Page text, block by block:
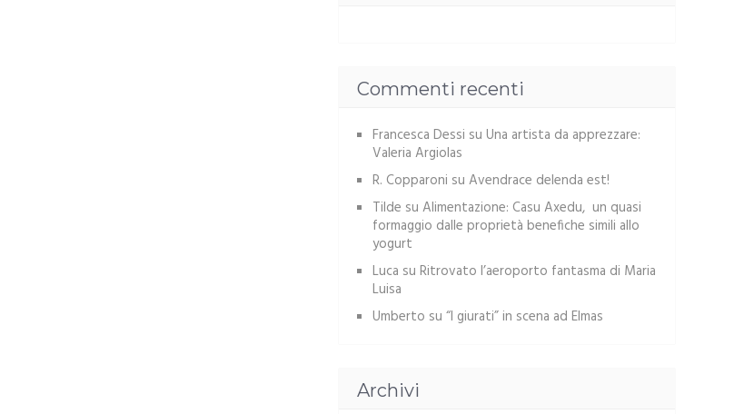
Commenti recenti
Francesca Dessi su Una artista da apprezzare:
Valeria Argiolas
R. Copparoni su Avendrace delenda est!
Tilde su Alimentazione: Casu Axedu, un quasi
formaggio dalle proprietà benefiche simili allo
yogurt
Luca su Ritrovato l’aeroporto fantasma di Maria
Luisa
Umberto su “I giurati” in scena ad Elmas
Archivi